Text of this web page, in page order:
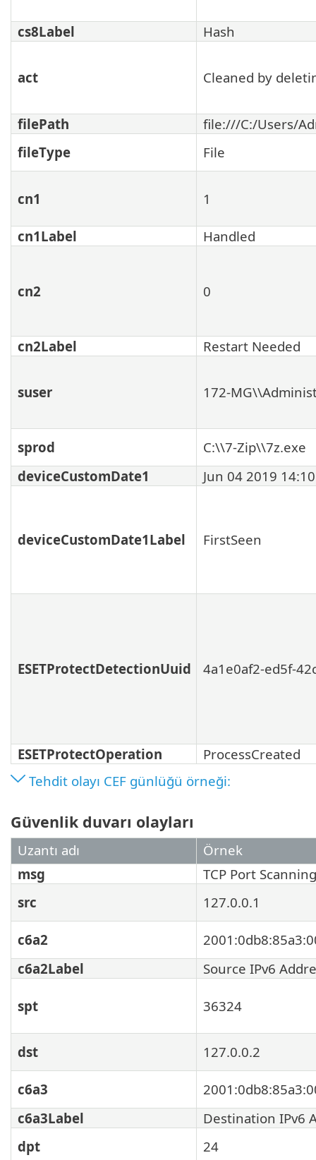
cs8Label Hash
act Cleaned by
filePath
file:///C:/Users/
fileType
File
cn1 1
cn1Label Handled
cn2 0
cn2Label Restart Needed
suser 172-
sprod
C:\\7-Zip\\7z.exe
deviceCustomDate1
Jun 04 2019
deviceCustomDate1Label FirstSeen
ESETProtectDetectionUuid 4a1e0af2-ed5f-
ESETProtectOperation
ProcessCreated
Tehdit olayı CEF günlüğü örneği:
Güvenlik duvarı olayları
Uzantı adı
Örnek
msg
TCP Port
src
127.0.0.1
c6a2
c6a2Label
Source IPv6
spt 36324
dst 127.0.0.2
c6a3
c6a3Label
Destination IPv6
dpt
24